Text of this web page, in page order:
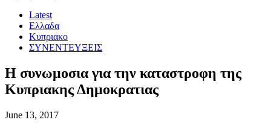
Latest
Ελλαδα
Κυπριακο
ΣΥΝΕΝΤΕΥΞΕΙΣ
Η συνωμοσια για την καταστροφη της
Κυπριακης Δημοκρατιας
June 13, 2017